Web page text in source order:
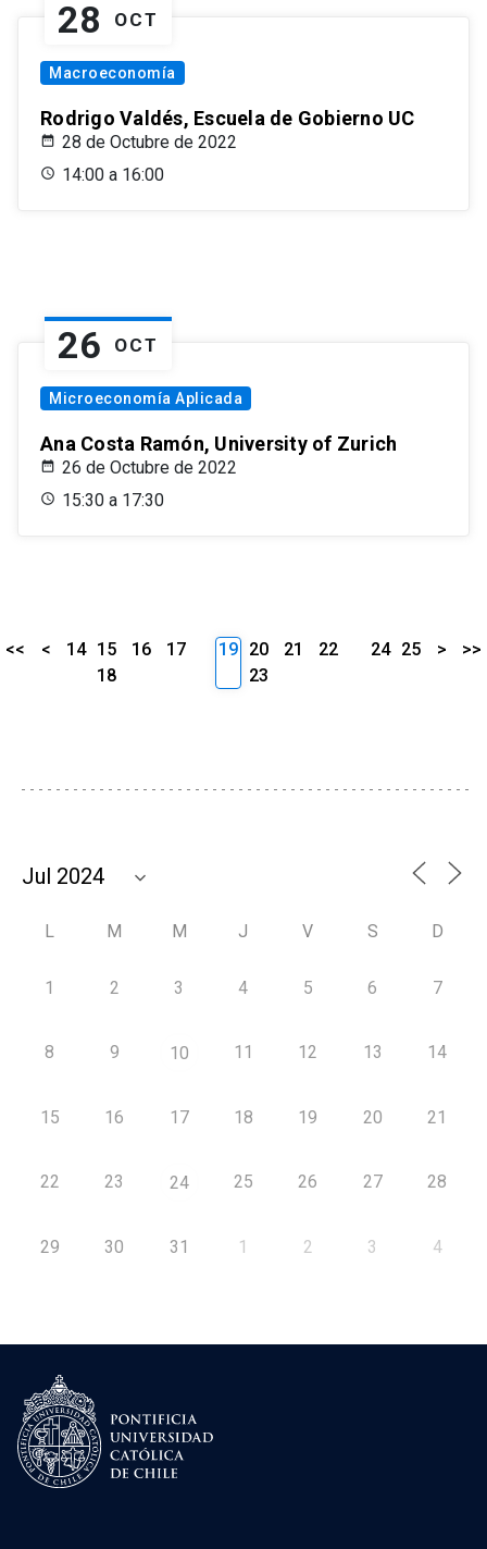
28 OCT
Macroeconomía
Rodrigo Valdés, Escuela de Gobierno UC
28 de Octubre de 2022
14:00 a 16:00
26 OCT
Microeconomía Aplicada
Ana Costa Ramón, University of Zurich
26 de Octubre de 2022
15:30 a 17:30
<< < 14 15 16
17
18
19 20 21
22
23
24 25 > >>
L M M J V S D
1 2 3 4 5 6 7
8 9 10 11 12 13 14
15 16 17 18 19 20 21
22 23 24 25 26 27 28
29 30 31 1 2 3 4